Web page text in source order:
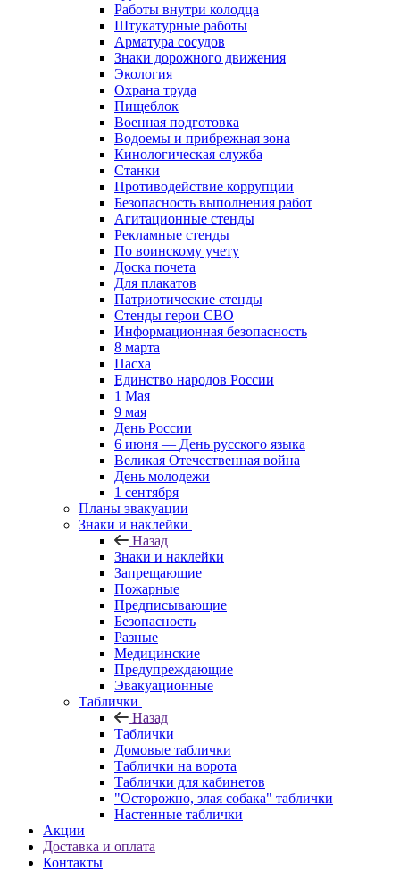
Работы внутри колодца
Штукатурные работы
Арматура сосудов
Знаки дорожного движения
Экология
Охрана труда
Пищеблок
Военная подготовка
Водоемы и прибрежная зона
Кинологическая служба
Станки
Противодействие коррупции
Безопасность выполнения работ
Агитационные стенды
Рекламные стенды
По воинскому учету
Доска почета
Для плакатов
Патриотические стенды
Стенды герои СВО
Информационная безопасность
8 марта
Пасха
Единство народов России
1 Мая
9 мая
День России
6 июня — День русского языка
Великая Отечественная война
День молодежи
1 сентября
Планы эвакуации
Знаки и наклейки
Назад
Знаки и наклейки
Запрещающие
Пожарные
Предписывающие
Безопасность
Разные
Медицинские
Предупреждающие
Эвакуационные
Таблички
Назад
Таблички
Домовые таблички
Таблички на ворота
Таблички для кабинетов
"Осторожно, злая собака" таблички
Настенные таблички
Акции
Доставка и оплата
Контакты